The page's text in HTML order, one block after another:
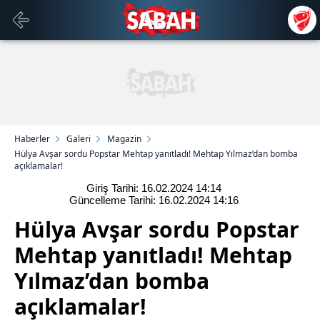
Haberler Galeri
Magazin
Hülya Avşar sordu Popstar Mehtap yanıtladı! Mehtap Yılmaz’dan bomba
açıklamalar!
Giriş Tarihi: 16.02.2024 14:14
Güncelleme Tarihi: 16.02.2024 14:16
Hülya Avşar sordu Popstar
Mehtap yanıtladı! Mehtap
Yılmaz’dan bomba
açıklamalar!